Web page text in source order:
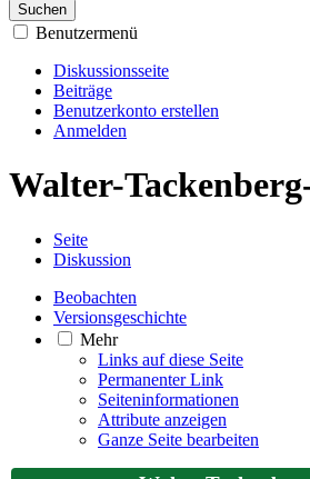
Suchen
Benutzermenü
Diskussionsseite
Beiträge
Benutzerkonto erstellen
Anmelden
Walter-
Seite
Diskussion
Beobachten
Versionsgeschichte
Mehr
Links auf diese Seite
Permanenter Link
Seiten­­informationen
Attribute anzeigen
Ganze Seite bearbeiten